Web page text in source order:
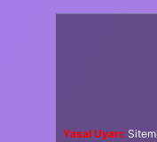
Yasal Uyarı: